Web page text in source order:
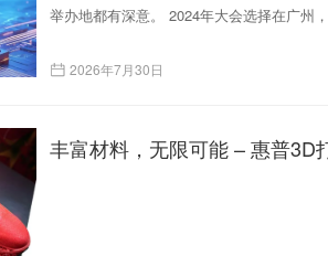
举办地都有深意。 2024年大会选择在广州
2026年7月30日
丰富材料，无限可能 – 惠普3D